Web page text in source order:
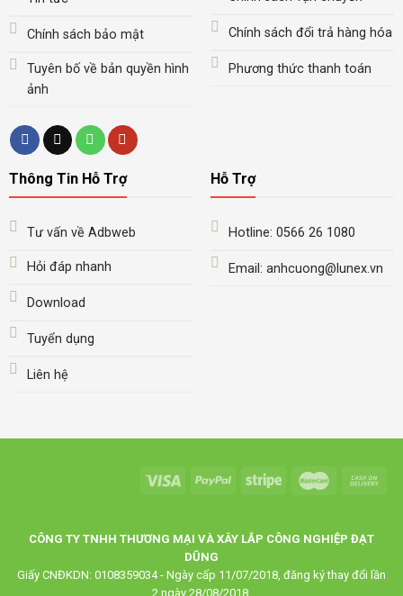
Chính sách bảo mật
Tuyên bố về bản quyền hình
ảnh
Chính sách đổi trả hàng hóa
Phương thức thanh toán
Thông Tin Hỗ Trợ
Tư vấn về Adbweb
Hỏi đáp nhanh
Download
Tuyển dụng
Liên hệ
Hỗ Trợ
Hotline: 0566 26 1080
Email: anhcuong@lunex.vn
CÔNG TY TNHH THƯƠNG MẠI VÀ XÂY LẮP CÔNG NGHIỆP ĐẠT
DŨNG
Giấy CNĐKDN: 0108359034 - Ngày cấp 11/07/2018, đăng ký thay đổi lần
2 ngày 28/08/2018.